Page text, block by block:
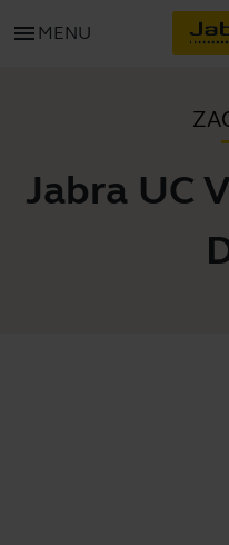
menu MENU
Jabra UC